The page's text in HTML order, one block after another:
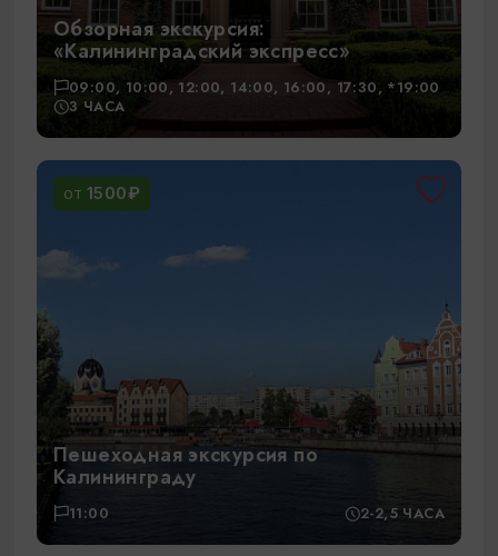
Обзорная экскурсия:
«Калининградский экспресс»
09:00, 10:00, 12:00, 14:00, 16:00, 17:30, *19:00
3 ЧАСА
ОТ 1500₽
Пешеходная экскурсия по
Калининграду
11:00 2-2,5 ЧАСА